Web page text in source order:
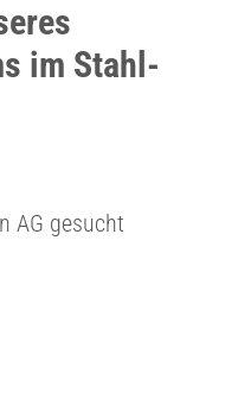
im Stahl-
AG gesucht